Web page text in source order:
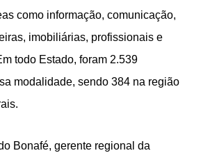
como informação, comunicação,
imobiliárias, profissionais e
todo Estado, foram 2.539
modalidade, sendo 384 na região
Bonafé, gerente regional da